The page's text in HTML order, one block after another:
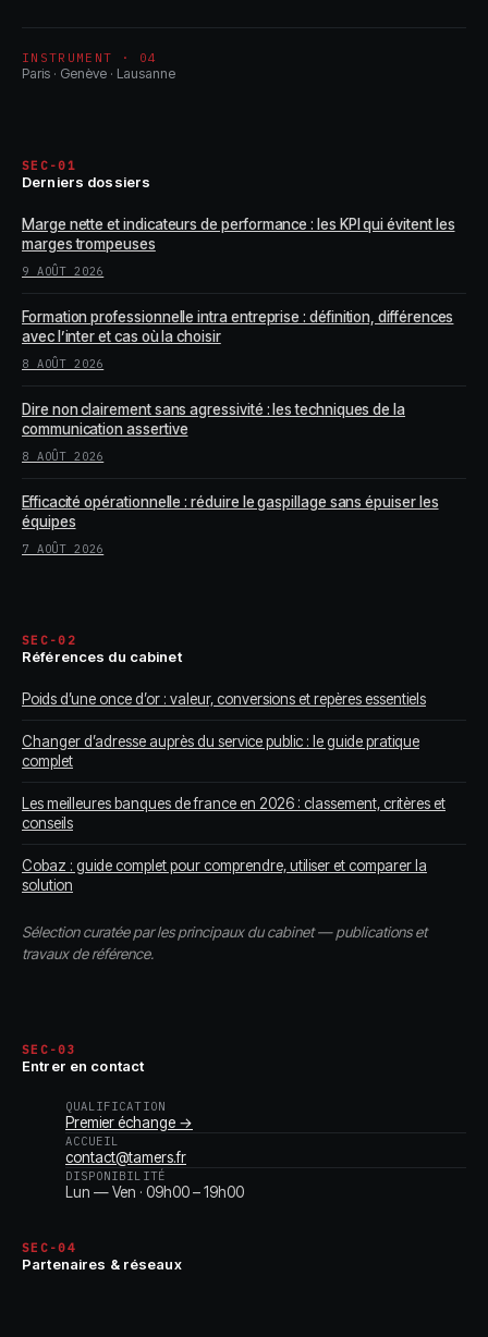
INSTRUMENT · 04
Paris · Genève · Lausanne
SEC-01
Derniers dossiers
Marge nette et indicateurs de performance : les KPI qui évitent les
marges trompeuses
9 AOÛT 2026
Formation professionnelle intra entreprise : définition, différences
avec l’inter et cas où la choisir
8 AOÛT 2026
Dire non clairement sans agressivité : les techniques de la
communication assertive
8 AOÛT 2026
Efficacité opérationnelle : réduire le gaspillage sans épuiser les
équipes
7 AOÛT 2026
SEC-02
Références du cabinet
Poids d’une once d’or : valeur, conversions et repères essentiels
Changer d’adresse auprès du service public : le guide pratique
complet
Les meilleures banques de france en 2026 : classement, critères et
conseils
Cobaz : guide complet pour comprendre, utiliser et comparer la
solution
Sélection curatée par les principaux du cabinet — publications et
travaux de référence.
SEC-03
Entrer en contact
QUALIFICATION
Premier échange →
ACCUEIL
contact@tamers.fr
DISPONIBILITÉ
Lun — Ven · 09h00 – 19h00
SEC-04
Partenaires & réseaux